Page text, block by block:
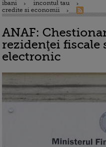
ibani
incontul tau
credite si economii
ANAF:
rezidenţei fiscale
electronic